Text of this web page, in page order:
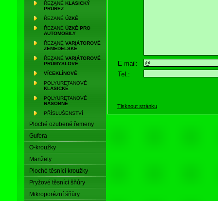
ŘEZANÉ KLASICKÝ
PRŮŘEZ
ŘEZANÉ ÚZKÉ
ŘEZANÉ ÚZKÉ PRO
AUTOMOBILY
ŘEZANÉ VARIÁTOROVÉ
ZEMĚDĚLSKÉ
ŘEZANÉ VARIÁTOROVÉ
PRŮMYSLOVÉ
VÍCEKLÍNOVÉ
POLYURETANOVÉ
KLASICKÉ
POLYURETANOVÉ
NÁSOBNÉ
PŘÍSLUŠENSTVÍ
Ploché ozubené řemeny
Gufera
O-kroužky
Manžety
Ploché těsnící kroužky
Pryžové těsnící šňůry
Mikroporézní šňůry
E-mail:
Tel.:
Tisknout stránku